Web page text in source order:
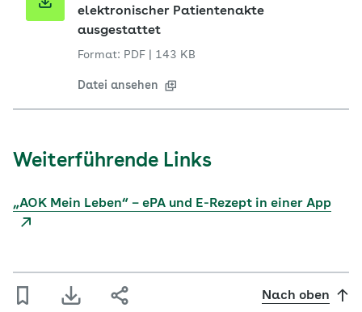
elektronischer Patientenakte
ausgestattet
Format: PDF 143 KB
Datei ansehen
Weiterführende Links
„AOK Mein Leben“ – ePA und E-Rezept in einer App
Nach oben